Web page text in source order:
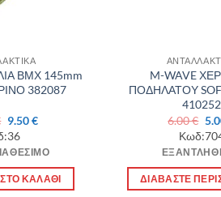
ΒΜΧ 145mm
382087
Original
price
was:
12.00 €.
9.50€Η
είναι:
9.50 €.
ΚΑΛΆΘΙ
M-WAVE
ΠΟΔΗΛΑΤΟΥ
410252
6.00€
ΔΙΑΒΆΣΤΕ